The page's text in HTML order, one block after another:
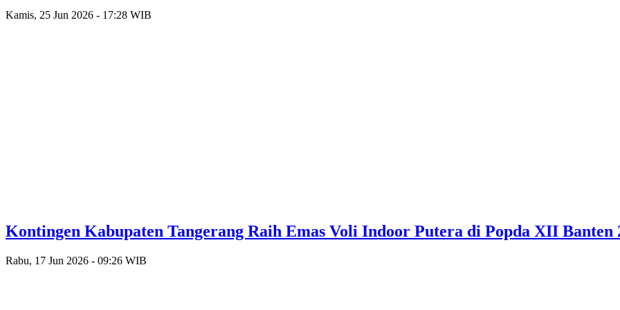
Kamis, 25 Jun 2026 - 17:28 WIB
Kontingen Kabupaten Tangerang Raih Emas Voli Indoor Putera di Popda XII Banten
Rabu, 17 Jun 2026 - 09:26 WIB